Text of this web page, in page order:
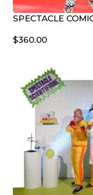
SPECTACLE
$360.00